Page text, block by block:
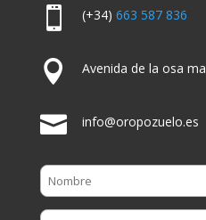
 (+34) 663 587 836
 Avenida de la osa
 info@oropozuelo.es